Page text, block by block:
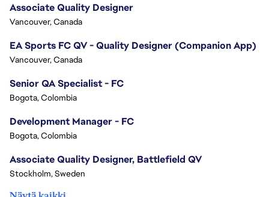
Associate Quality Designer
Vancouver, Canada
EA Sports FC QV - Quality Designer (Companion App)
Vancouver, Canada
Senior QA Specialist - FC
Bogota, Colombia
Development Manager - FC
Bogota, Colombia
Associate Quality Designer, Battlefield QV
Stockholm, Sweden